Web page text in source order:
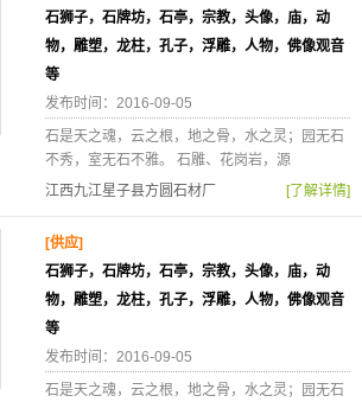
石狮子，石牌坊，石亭，宗教，头像，庙，动
物，雕塑，龙柱，孔子，浮雕，人物，佛像观音
等
发布时间：2016-09-05
石是天之魂，云之根，地之骨，水之灵；园无石
不秀，室无石不雅。 石雕、花岗岩，源
江西九江星子县方圆石材厂
[了解详情]
[供应]
石狮子，石牌坊，石亭，宗教，头像，庙，动
物，雕塑，龙柱，孔子，浮雕，人物，佛像观音
等
发布时间：2016-09-05
石是天之魂，云之根，地之骨，水之灵；园无石